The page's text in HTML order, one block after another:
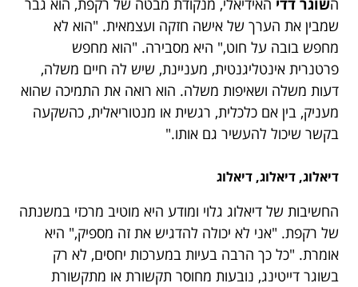
שמבין את הערך של אישה חזקה ועצמאית. "הוא לא
מחפש בובה על חוט," היא מסבירה. "הוא מחפש
פרטנרית אינטליגנטית, מעניינת, שיש לה חיים משלה,
דעות משלה ושאיפות משלה. הוא רואה את התמיכה שהוא
מעניק, בין אם כלכלית, רגשית או מנטוריאלית, כהשקעה
בקשר שיכול להעשיר גם אותו."
דיאלוג, דיאלוג, דיאלוג
החשיבות של דיאלוג גלוי ומודע היא מוטיב מרכזי במשנתה
של רקפת. "אני לא יכולה להדגיש את זה מספיק," היא
אומרת. "כל כך הרבה בעיות במערכות יחסים, לא רק
בשוגר דייטינג, נובעות מחוסר תקשורת או מתקשורת